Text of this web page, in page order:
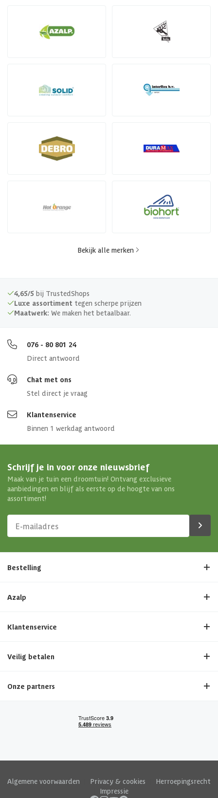
Bekijk alle merken
4,65/5 bij TrustedShops
Luxe assortiment tegen scherpe prijzen
Maatwerk: We maken het betaalbaar.
076 - 80 801 24
Direct antwoord
Chat met ons
Stel direct je vraag
Klantenservice
Binnen 1 werkdag antwoord
Schrijf je in voor onze nieuwsbrief
Maak van je tuin een droomtuin! Ontvang exclusieve
aanbiedingen en blijf als eerste op de hoogte van ons
assortiment!
Bestelling
Azalp
Klantenservice
Veilig betalen
Onze partners
Algemene voorwaarden Privacy & cookies
Herroepingsrecht
Impressie